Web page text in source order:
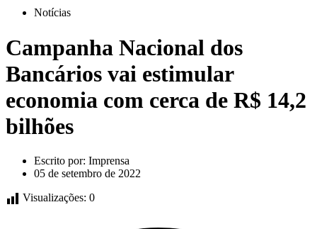
Notícias
Campanha Nacional dos
Bancários vai estimular
economia com cerca de R$ 14,2
bilhões
Escrito por: Imprensa
05 de setembro de 2022
Visualizações: 0